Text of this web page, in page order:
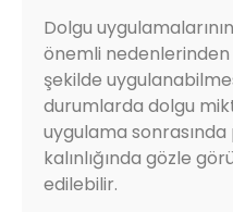
Dolgu
önemli
şekilde
durumlarda dolgu
uygulama
kalınlığında gözle
edilebilir.